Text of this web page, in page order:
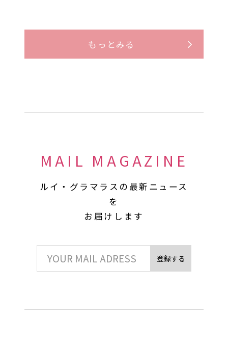
もっとみる
MAIL MAGAZINE
ルイ・グラマラスの最新ニュース
を
お届けします
登録する